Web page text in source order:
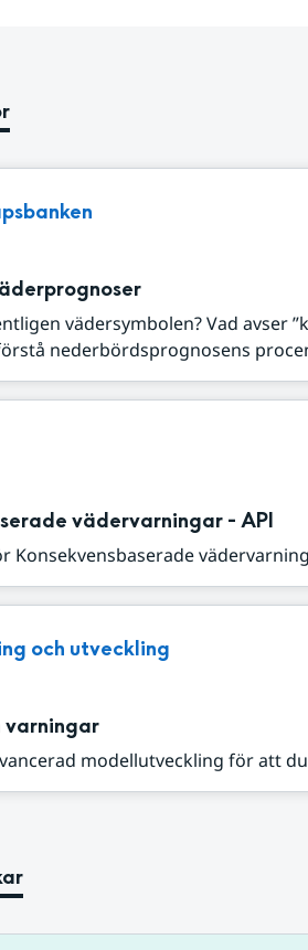
vädersymbolen? Vad avser
nederbördsprognosens
vädervarningar - API
Konsekvensbaserade
och utveckling
varningar
modellutveckling för att